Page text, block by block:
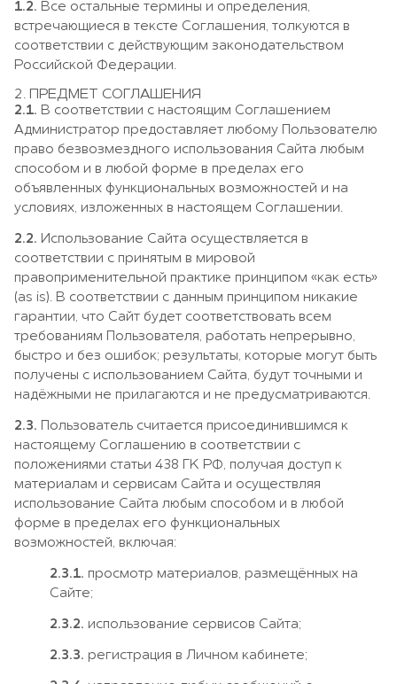
1.2. Все остальные термины и определения,
встречающиеся в тексте Соглашения, толкуются в
соответствии с действующим законодательством
Российской Федерации.
2. ПРЕДМЕТ СОГЛАШЕНИЯ
2.1. В соответствии с настоящим Соглашением
Администратор предоставляет любому Пользователю
право безвозмездного использования Сайта любым
способом и в любой форме в пределах его
объявленных функциональных возможностей и на
условиях, изложенных в настоящем Соглашении.
2.2. Использование Сайта осуществляется в
соответствии с принятым в мировой
правоприменительной практике принципом «как есть»
(as is). В соответствии с данным принципом никакие
гарантии, что Сайт будет соответствовать всем
требованиям Пользователя, работать непрерывно,
быстро и без ошибок; результаты, которые могут быть
получены с использованием Сайта, будут точными и
надёжными не прилагаются и не предусматриваются.
2.3. Пользователь считается присоединившимся к
настоящему Соглашению в соответствии с
положениями статьи 438 ГК РФ, получая доступ к
материалам и сервисам Сайта и осуществляя
использование Сайта любым способом и в любой
форме в пределах его функциональных
возможностей, включая:
2.3.1. просмотр материалов, размещённых на
Сайте;
2.3.2. использование сервисов Сайта;
2.3.3. регистрация в Личном кабинете;